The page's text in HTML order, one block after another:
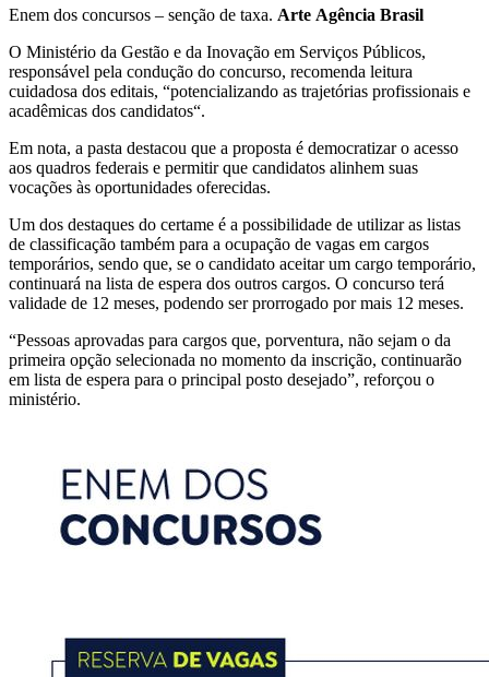
Enem dos concursos – senção de taxa. Arte Agência Brasil
O Ministério da Gestão e da Inovação em Serviços Públicos,
responsável pela condução do concurso, recomenda leitura
cuidadosa dos editais, “potencializando as trajetórias profissionais e
acadêmicas dos candidatos“.
Em nota, a pasta destacou que a proposta é democratizar o acesso
aos quadros federais e permitir que candidatos alinhem suas
vocações às oportunidades oferecidas.
Um dos destaques do certame é a possibilidade de utilizar as listas
de classificação também para a ocupação de vagas em cargos
temporários, sendo que, se o candidato aceitar um cargo temporário,
continuará na lista de espera dos outros cargos. O concurso terá
validade de 12 meses, podendo ser prorrogado por mais 12 meses.
“Pessoas aprovadas para cargos que, porventura, não sejam o da
primeira opção selecionada no momento da inscrição, continuarão
em lista de espera para o principal posto desejado”, reforçou o
ministério.